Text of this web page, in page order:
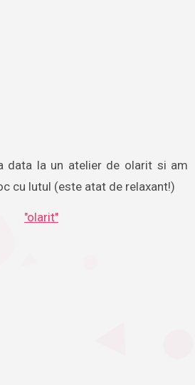
data la un atelier de olarit si am
cu lutul (este atat de relaxant!)